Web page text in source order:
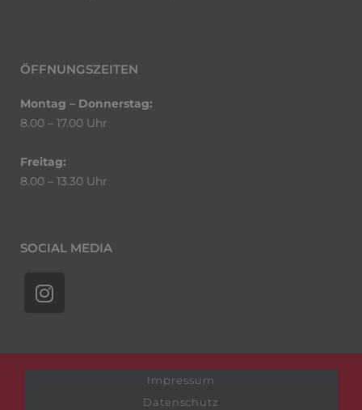
ÖFFNUNGSZEITEN
Montag – Donnerstag:
8.00 – 17.00 Uhr
Freitag:
8.00 – 13.30 Uhr
SOCIAL MEDIA
Impressum
Datenschutz